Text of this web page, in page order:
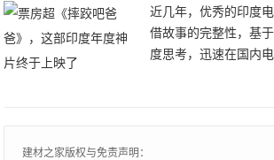
近几年，优秀的印度
借故事的完整性，基
度思考，迅速在国内
地，尤其《摔跤吧爸
建材之家版权与免责声明：